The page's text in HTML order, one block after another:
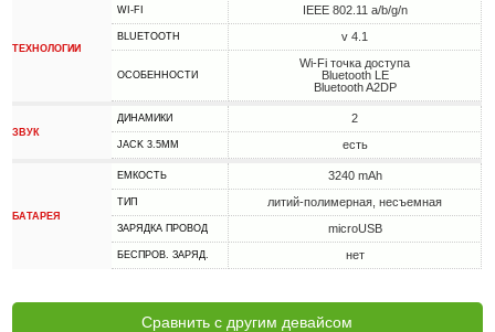
ТЕХНОЛОГИИ
WI-FI IEEE 802.11 a/b/g/n
BLUETOOTH v 4.1
ОСОБЕННОСТИ
Wi-Fi точка доступа
Bluetooth LE
Bluetooth A2DP
ЗВУК
ДИНАМИКИ 2
JACK 3.5MM есть
БАТАРЕЯ
ЕМКОСТЬ 3240 mAh
ТИП литий-полимерная, несъемная
ЗАРЯДКА ПРОВОД microUSB
БЕСПРОВ. ЗАРЯД. нет
Сравнить с другим девайсом